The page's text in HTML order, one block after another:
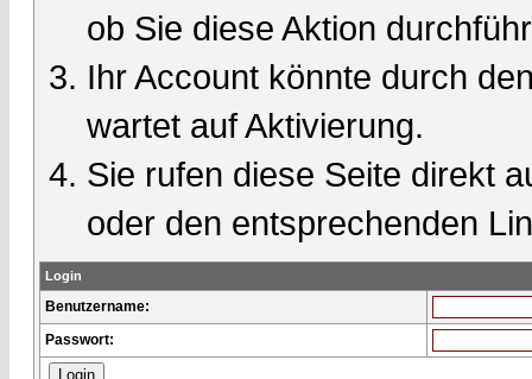
ob Sie diese Aktion
Ihr Account könnte durch
wartet auf Aktivierung.
Sie rufen diese Seite direkt
oder den entsprechenden
Login
Benutzername:
Passwort: